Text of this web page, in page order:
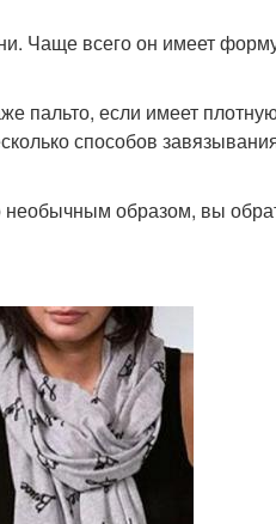
Чаще всего он имеет
пальто, если имеет
способов
необычным образом, вы